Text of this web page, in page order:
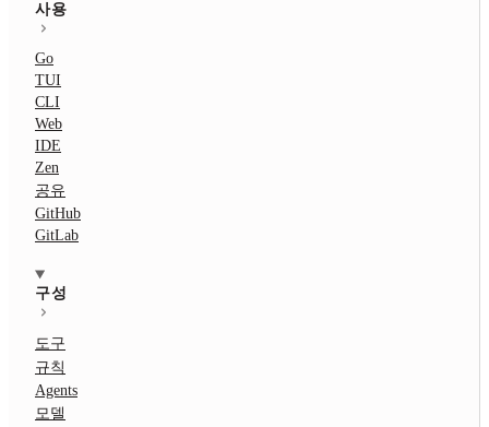
사용
Go
TUI
CLI
Web
IDE
Zen
공유
GitHub
GitLab
구성
도구
규칙
Agents
모델